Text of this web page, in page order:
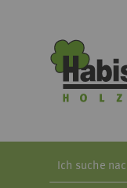
Search